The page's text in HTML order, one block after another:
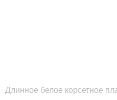
Длинное белое корсетное